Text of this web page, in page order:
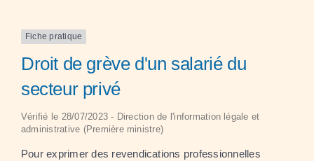
Fiche pratique
Droit de grève d'un salarié du
secteur privé
Vérifié le 28/07/2023 - Direction de l'information légale et
administrative (Première ministre)
Pour exprimer des revendications professionnelles